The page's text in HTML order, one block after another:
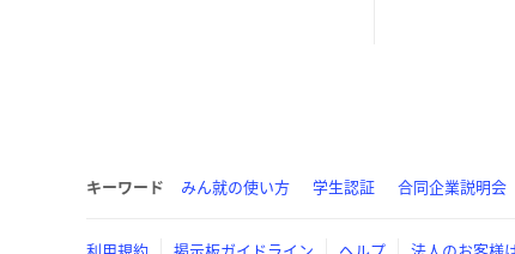
キーワード みん就の使い方 学生認証 合同企業説明会